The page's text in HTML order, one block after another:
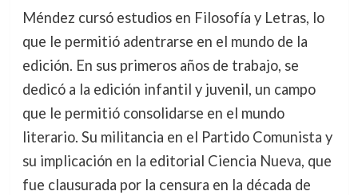
Méndez cursó estudios en Filosofía y Letras, lo
que le permitió adentrarse en el mundo de la
edición. En sus primeros años de trabajo, se
dedicó a la edición infantil y juvenil, un campo
que le permitió consolidarse en el mundo
literario. Su militancia en el Partido Comunista y
su implicación en la editorial Ciencia Nueva, que
fue clausurada por la censura en la década de